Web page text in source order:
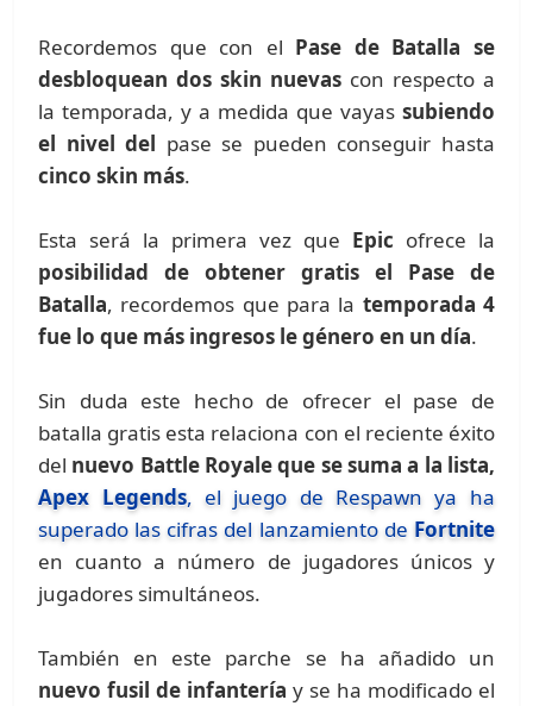
Recordemos que con el Pase de Batalla se
desbloquean dos skin nuevascon respecto a
la temporada, y a medida que vayas subiendo
el nivel del pase se pueden conseguir hasta
cinco skin más.
Esta será la primera vez que Epic ofrece la
posibilidad de obtener gratis el Pase de
Batalla, recordemos que para la temporada 4
fue lo que más ingresos le género en un día.
Sin duda este hecho de ofrecer el pase de
batalla gratis esta relaciona con el reciente éxito
del nuevo Battle Royale que se suma a la lista,
Apex Legends, el juego de Respawn ya ha
superado las cifras del lanzamiento de Fortnite
en cuanto a número de jugadores únicos y
jugadores simultáneos.
También en este parche se ha añadido un
nuevo fusil de infantería y se ha modificado el